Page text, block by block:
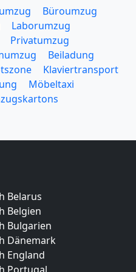
Büroumzug
Laborumzug
Privatumzug
Beiladung
Klaviertransport
Möbeltaxi
Belarus
Belgien
Bulgarien
Dänemark
England
Portugal